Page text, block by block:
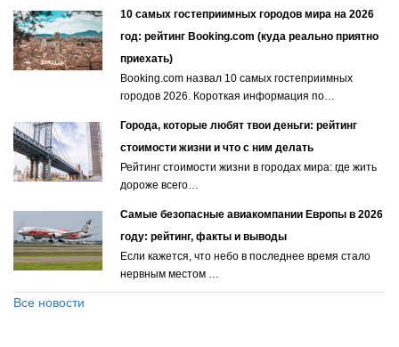
10 самых гостеприимных городов мира на 2026
год: рейтинг Booking.com (куда реально приятно
приехать)
Booking.com назвал 10 самых гостеприимных
городов 2026. Короткая информация по…
Города, которые любят твои деньги: рейтинг
стоимости жизни и что с ним делать
Рейтинг стоимости жизни в городах мира: где жить
дороже всего…
Самые безопасные авиакомпании Европы в 2026
году: рейтинг, факты и выводы
Если кажется, что небо в последнее время стало
нервным местом …
Все новости